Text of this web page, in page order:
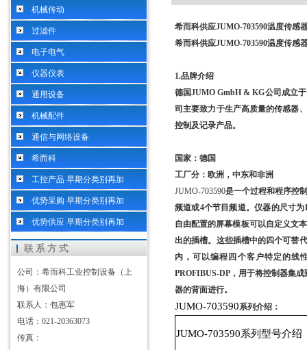
机械传动
过滤件
电子电气
仪器仪表
通用设备
机械配件
通信与网络设备
希而科
工控产品 早期分类别再加
优势采购 早期分类别再加
优势供应 早期分类别再加
联系方式
公司：希而科工业控制设备（上
海）有限公司
联系人：包惠军
电话：021-20363073
传真：
希而科供应JUMO-703590温度传感
希而科供应JUMO-703590温度传感
1.品牌介绍
德国JUMO GmbH & KG公司成立于
司主要致力于生产高质量的传感器
控制及记录产品。
国家：德国
工厂分：欧洲，中东和非洲
JUMO-703590是一个过程和程序控
频道或4个节目频道。仪器的尺寸为
自由配置的屏幕模板可以自定义文
出的插槽。这些插槽中的四个可替
内，可以编程四个客户特定的线
PROFIBUS-DP ，用于将控制器集
器的背面进行。
JUMO-703590系列介绍：
JUMO-703590系列型号介绍